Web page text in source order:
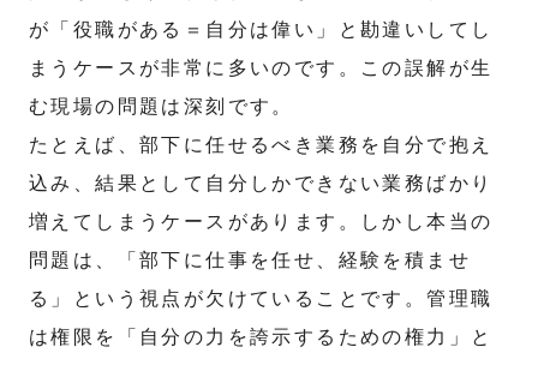
が「役職がある＝自分は偉い」と勘違いしてし
まうケースが非常に多いのです。この誤解が生
む現場の問題は深刻です。
たとえば、部下に任せるべき業務を自分で抱え
込み、結果として自分しかできない業務ばかり
増えてしまうケースがあります。しかし本当の
問題は、「部下に仕事を任せ、経験を積ませ
る」という視点が欠けていることです。管理職
は権限を「自分の力を誇示するための権力」と